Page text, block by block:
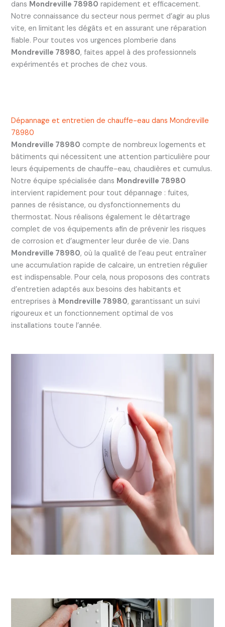
dans Mondreville 78980 rapidement et efficacement.
Notre connaissance du secteur nous permet d’agir au plus
vite, en limitant les dégâts et en assurant une réparation
fiable. Pour toutes vos urgences plomberie dans
Mondreville 78980, faites appel à des professionnels
expérimentés et proches de chez vous.
Dépannage et entretien de chauffe-eau dans Mondreville
78980
Mondreville 78980 compte de nombreux logements et
bâtiments qui nécessitent une attention particulière pour
leurs équipements de chauffe-eau, chaudières et cumulus.
Notre équipe spécialisée dans Mondreville 78980
intervient rapidement pour tout dépannage : fuites,
pannes de résistance, ou dysfonctionnements du
thermostat. Nous réalisons également le détartrage
complet de vos équipements afin de prévenir les risques
de corrosion et d’augmenter leur durée de vie. Dans
Mondreville 78980, où la qualité de l’eau peut entraîner
une accumulation rapide de calcaire, un entretien régulier
est indispensable. Pour cela, nous proposons des contrats
d’entretien adaptés aux besoins des habitants et
entreprises à Mondreville 78980, garantissant un suivi
rigoureux et un fonctionnement optimal de vos
installations toute l’année.